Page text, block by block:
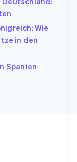
Wie
in den
Spanien